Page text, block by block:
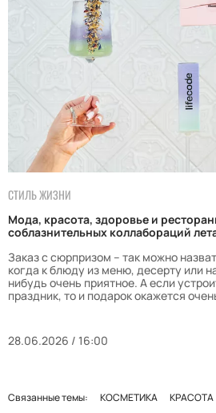
СТИЛЬ ЖИЗНИ
Мода, красота, здоровье и
соблазнительных коллабораций
Заказ с сюрпризом – так можно
когда к блюду из меню, десерту или
нибудь очень приятное. А если
праздник, то и подарок окажется
28.06.2026 / 16:00
Связанные темы: КОСМЕТИКА КРАСОТА